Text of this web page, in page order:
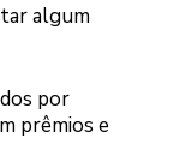
algum
por
prêmios e